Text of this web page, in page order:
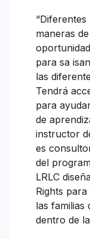
maneras
para sa
las
Tendrá
para
de
instructor
es
del
LRLC
Rights
las familias
dentro de